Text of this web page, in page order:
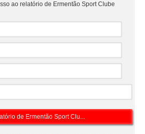
ao relatório de Ermentão Sport Clube